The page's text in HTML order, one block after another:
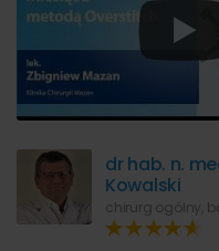
dr hab. n.
Kowalski
chirurg ogólny,